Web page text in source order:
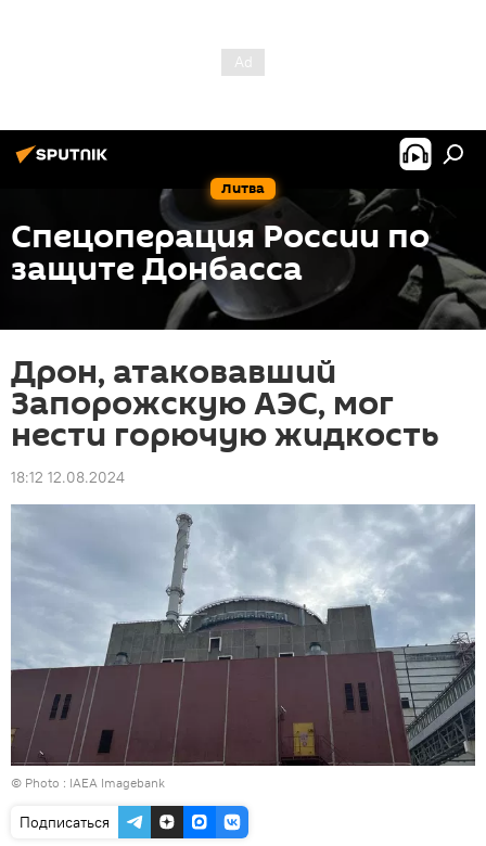
Литва
Спецоперация России по
защите Донбасса
Дрон, атаковавший
Запорожскую АЭС, мог
нести горючую жидкость
18:12 12.08.2024
© Photo : IAEA Imagebank
Подписаться